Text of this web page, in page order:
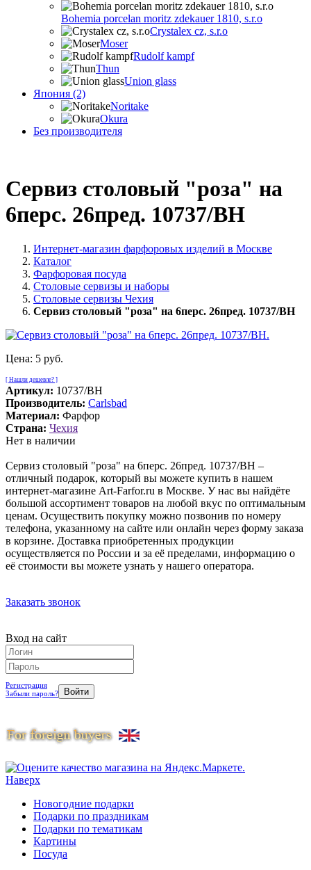
Bohemia porcelan moritz zdekauer 1810, s.r.o
Crystalex cz, s.r.o
Moser
Rudolf kampf
Thun
Union glass
Япония (2)
Noritake
Okura
Без производителя
Сервиз столовый "роза" на
6перс. 26пред. 10737/BH
Интернет-магазин фарфоровых изделий в Москве
Каталог
Фарфоровая посуда
Столовые сервизы и наборы
Столовые сервизы Чехия
Сервиз столовый "роза" на 6перс. 26пред. 10737/BH
Цена: 5 руб.
[ Нашли дешевле? ]
Артикул: 10737/BH
Производитель: Carlsbad
Материал: Фарфор
Страна: Чехия
Нет в наличии
Сервиз столовый "роза" на 6перс. 26пред. 10737/BH –
отличный подарок, который вы можете купить в нашем
интернет-магазине Art-Farfor.ru в Москве. У нас вы найдёте
большой ассортимент товаров на любой вкус по оптимальным
ценам. Осуществить покупку можно позвонив по номеру
телефона, указанному на сайте или онлайн через форму заказа
в корзине. Доставка приобретенных продукции
осуществляется по России и за её пределами, информацию о
её стоимости вы можете узнать у нашего оператора.
Заказать звонок
Вход на сайт
Регистрация
Забыли пароль?
Наверх
Новогодние подарки
Подарки по праздникам
Подарки по тематикам
Картины
Посуда